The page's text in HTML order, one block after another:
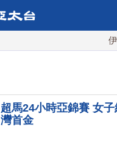
伊
超馬24小時亞錦賽 女
灣首金